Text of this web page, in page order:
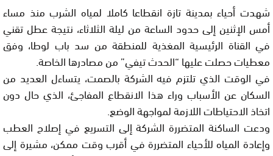
شهدت أحياء بمدينة تازة انقطاعا كاملا لمياه الشرب منذ مساء
أمس الإثنين إلى حدود الساعة من ليلة الثلاثاء، نتيجة عطل تقني
في القناة الرئيسية المغذية للمنطقة من سد باب لوطا، وفق
معطيات حصلت عليها “الحدث تيفي” من مصادرها الخاصة.
في الوقت الذي تلتزم فيه الشركة بالصمت، يتساءل العديد من
السكان عن الأسباب وراء هذا الانقطاع المفاجئ، الذي حال دون
اتخاذ الاحتياطات اللازمة لمواجهة الوضع.
ودعت الساكنة المتضررة الشركة إلى التسريع في إصلاح العطب
وإعادة المياه للأحياء المتضررة في أقرب وقت ممكن، مشيرة إلى